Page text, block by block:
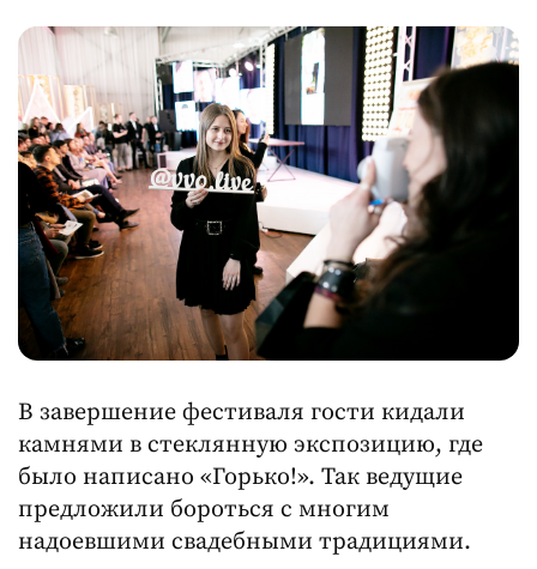
В завершение фестиваля гости кидали
камнями в стеклянную экспозицию, где
было написано «Горько!». Так ведущие
предложили бороться с многим
надоевшими свадебными традициями.